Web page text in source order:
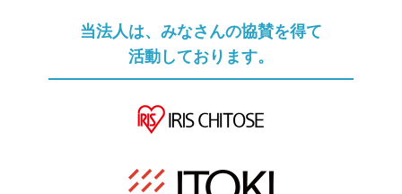
当法人は、みなさんの協賛を得て
活動しております。